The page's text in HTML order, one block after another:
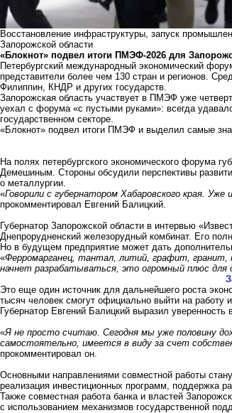
Восстановление инфраструктуры, запуск
Запорожской области
«Блокнот» подвел итоги ПМЭФ-2026 для
Петербургский международный экономический
представители более чем 130 стран и регионов.
Филиппин, КНДР и других государств.
Запорожская область участвует в ПМЭФ уже
уехал с форума «с пустыми руками»: всегда
государственном секторе.
«Блокнот» подвел итоги ПМЭФ и выделил самые
На полях петербургского экономического форума
Демешиным. Стороны обсудили перспективы
о металлургии.
«Говорили с губернатором Хабаровского края.
прокомментировал Евгений Балицкий.
Губернатор Запорожской области в интервью
Днепрорудненский железорудный комбинат. Его
Но в будущем предприятие может дать
«Ферромарганец, тантал, литий, графит, гранит,
начнет разрабатываться, это огромный плюс для
Это еще один источник для дальнейшего роста
тысяч человек смогут официально выйти на работу
Губернатор Евгений Балицкий выразил
«Я не просто считаю. Сегодня мы уже половину
самостоятельно, имеется в виду за счет
прокомментировал он.
Основными направлениями совместной работы
реализация инвестиционных программ, поддержка
Также совместная работа банка и властей
с использованием механизмов государственной